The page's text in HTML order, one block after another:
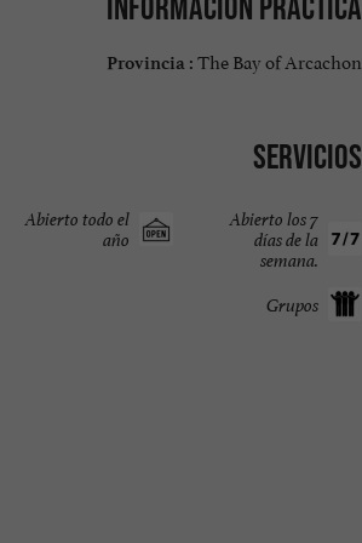
Provincia : The Bay of Arcachon
Servicios
Abierto los 7
días de la
semana.
Abierto todo el
año
Grupos